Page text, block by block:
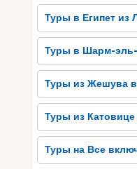
Сома Бэю можно
Здесь
реликвий
получить
страны.
В общем, Сома Бэй
морское
Запланируйте
наслаждайтесь
Туры в Египет из
Туры в Шарм-
Туры из Жешува
Туры из
Туры на Все